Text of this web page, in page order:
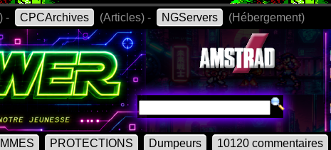
- CPCArchives (Articles) - NGServers (Hébergement)
PROTECTIONS Dumpeurs 10120 commentaires